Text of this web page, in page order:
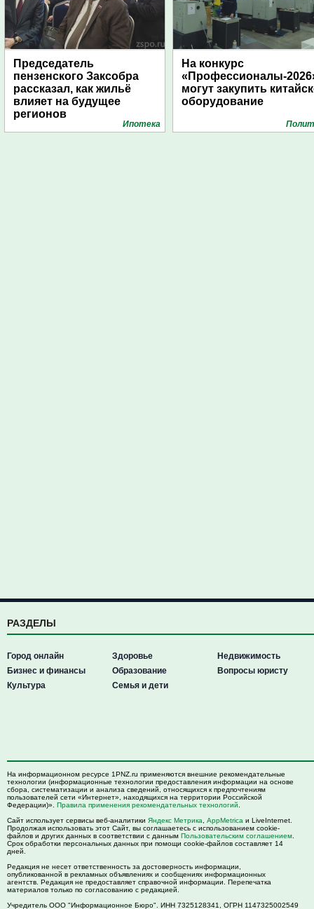
Председатель
пензенского Заксобра
рассказал, как жильё
влияет на будущее
регионов
Ипотека
На конкурс
«Профессионалы-
могут закупить
оборудование
РАЗДЕЛЫ
Город онлайн
Бизнес и финансы
Культура
Здоровье
Образование
Семья и дети
Недвижимость
Вопросы юристу
На информационном ресурсе 1PNZ.ru применяются внешние рекомендательные
технологии (информационные технологии предоставления информации на основе
сбора, систематизации и анализа сведений, относящихся к предпочтениям
пользователей сети «Интернет», находящихся на территории Российской
Федерации)». Правила применения рекомендательных технологий
Сайт использует сервисы веб-аналитики Яндекс Метрика AppMetrica и LiveInternet.
Продолжая использовать этот Сайт, вы соглашаетесь с использованием cookie-
файлов и других данных в соответствии с данным Пользовательским соглашением
Срок обработки персональных данных при помощи cookie-файлов составляет 14
дней.
Редакция не несет ответственность за достоверность информации,
опубликованной в рекламных объявлениях и сообщениях информационных
агентств. Редакция не предоставляет справочной информации. Перепечатка
материалов только по согласованию с редакцией.
Учредитель ООО "Информационное Бюро". ИНН 7325128341, ОГРН 1147325002549